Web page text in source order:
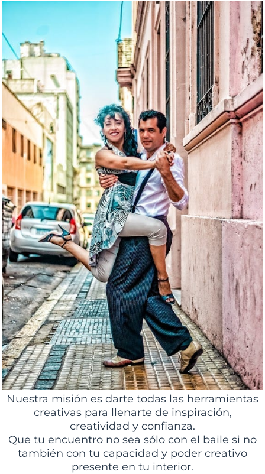
Nuestra misión es darte todas las herramientas
creativas para llenarte de inspiración,
creatividad y confianza.
Que tu encuentro no sea sólo con el baile si no
también con tu capacidad y poder creativo
presente en tu interior.